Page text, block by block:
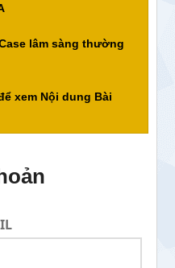
lâm sàng thường
xem Nội dung Bài